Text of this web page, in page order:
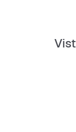
Material
Fácil de